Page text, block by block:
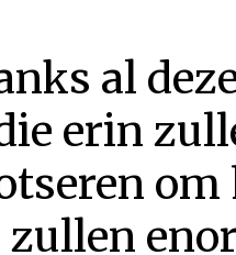
al
erin